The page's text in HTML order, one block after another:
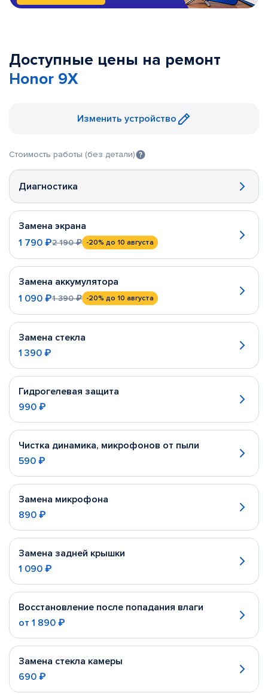
Доступные цены на ремонт
Honor 9X
Изменить устройство
Стоимость работы (без детали)
Диагностика
Замена экрана
1 790 ₽2 190 ₽ -20% до 10 августа
Замена аккумулятора
1 090 ₽1 390 ₽ -20% до 10 августа
Замена стекла
1 390 ₽
Гидрогелевая защита
990 ₽
Чистка динамика, микрофонов от пыли
590 ₽
Замена микрофона
890 ₽
Замена задней крышки
1 090 ₽
Восстановление после попадания влаги
от 1 890 ₽
Замена стекла камеры
690 ₽